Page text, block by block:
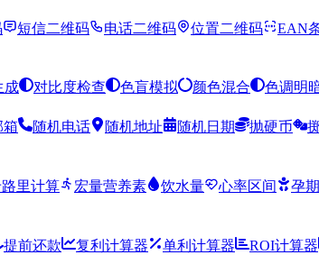
短信二维码 电话二维码 位置二维码 EAN
成 对比度检查 色盲模拟 颜色混合 色调明
箱 随机电话 随机地址 随机日期 抛硬币
里计算 宏量营养素 饮水量 心率区间 孕
提前还款 复利计算器 单利计算器 ROI计算器